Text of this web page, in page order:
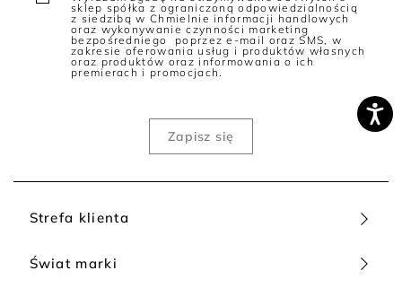
Strefa klienta
Świat marki
sklep spółka z ograniczoną odpowiedzialnością
z siedzibą w Chmielnie informacji handlowych
oraz wykonywanie czynności marketing
bezpośredniego poprzez e-mail oraz SMS, w
zakresie oferowania usług i produktów własnych
oraz produktów oraz informowania o ich
premierach i promocjach.